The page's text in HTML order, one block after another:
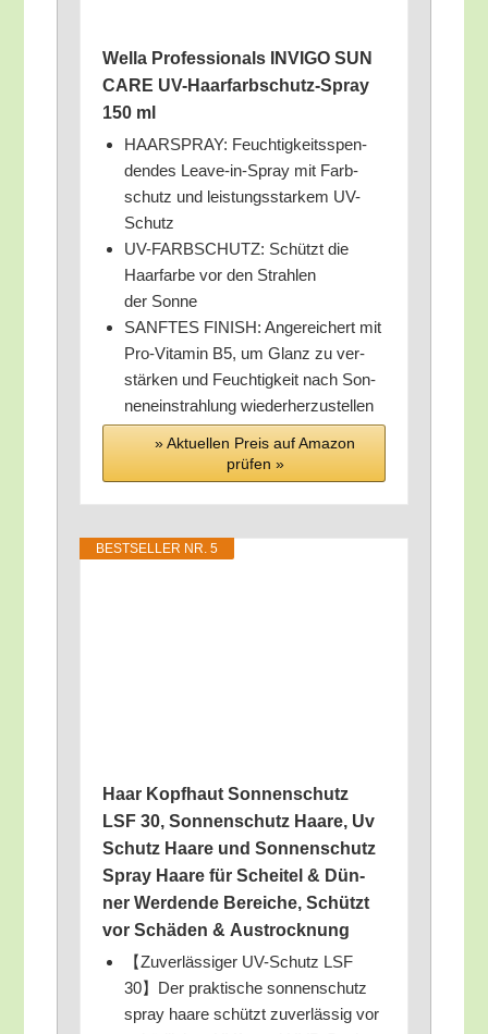
Wel­la Pro­fes­sio­nals INVIGO SUN
CARE UV-Haar­farb­schutz-Spray
150 ml
HAARSPRAY: Feuch­tig­keits­spen­
den­des Lea­ve-in-Spray mit Farb­
schutz und leis­tungs­star­kem UV-
Schutz
UV-FARBSCHUTZ: Schützt die
Haar­far­be vor den Strah­len
der Sonne
SANFTES FINISH: Ange­rei­chert mit
Pro-Vit­amin B5, um Glanz zu ver­
stär­ken und Feuch­tig­keit nach Son­
nen­ein­strah­lung wiederherzustellen
» Aktu­el­len Preis auf Ama­zon
prü­fen »
BEST­SEL­LER NR. 5
Haar Kopf­haut Son­nen­schutz
LSF 30, Son­nen­schutz Haa­re, Uv
Schutz Haa­re und Son­nen­schutz
Spray Haa­re für Schei­tel & Dün­
ner Wer­den­de Berei­che, Schützt
vor Schä­den & Austrocknung
【Zuver­läs­si­ger UV-Schutz LSF
30】Der prak­ti­sche son­nen­schutz
spray haa­re schützt zuver­läs­sig vor